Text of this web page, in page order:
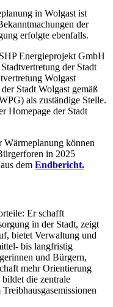
in Wolgast ist
der
erfolgte ebenfalls.
Energieprojekt GmbH
der Stadt
Wolgast
Stadt Wolgast gemäß
als zuständige Stelle.
Homepage der Stadt
Wärmeplanung können
in 2025
dem Endbericht.
Er schafft
in der Stadt, zeigt
bietet Verwaltung und
bis langfristig
und Bürgern,
mehr Orientierung
die zentrale